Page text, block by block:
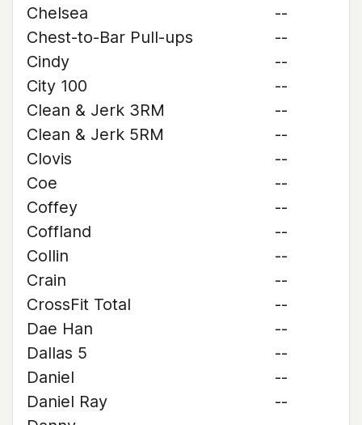
Chelsea
--
Chest-to-Bar Pull-ups
--
Cindy
--
City 100
--
Clean & Jerk 3RM
--
Clean & Jerk 5RM
--
Clovis
--
Coe
--
Coffey
--
Coffland
--
Collin
--
Crain
--
CrossFit Total
--
Dae Han
--
Dallas 5
--
Daniel
--
Daniel Ray
--